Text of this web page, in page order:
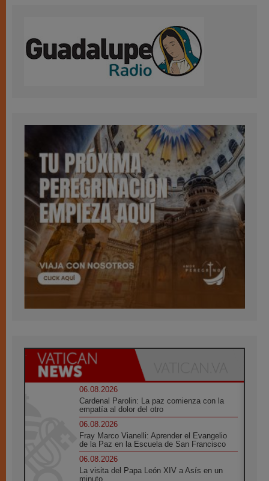
06.08.2026
Cardenal Parolin: La paz comienza con la
empatía al dolor del otro
06.08.2026
Fray Marco Vianelli: Aprender el Evangelio
de la Paz en la Escuela de San Francisco
06.08.2026
La visita del Papa León XIV a Asís en un
minuto